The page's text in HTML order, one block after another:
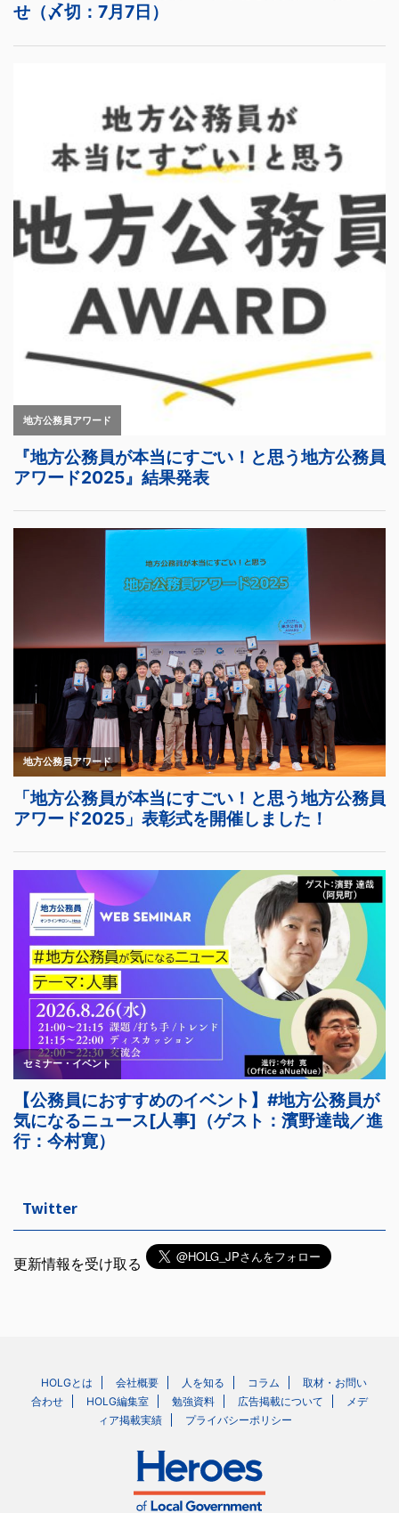
Twitter
更新情報を受け取る
HOLGとは 会社概要 人を知る コラム
取材・お問い
合わせ
HOLG編集室 勉強資料 広告掲載について
メデ
ィア掲載実績
プライバシーポリシー